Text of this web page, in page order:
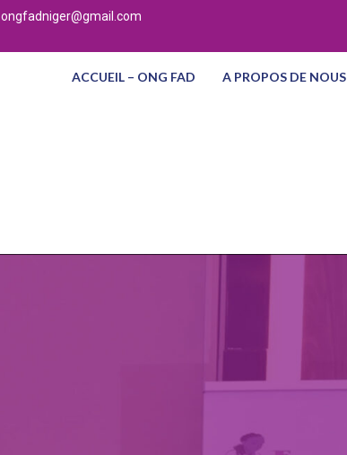
ongfadniger@gmail.com
ACCUEIL – ONG FAD A PROPOS DE NOUS